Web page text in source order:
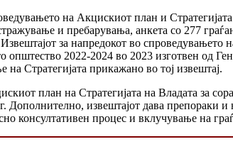
на Акцискиот план и
и пребарувања, анкета со 277
за напредокот во спроведувањето
општество 2022-2024 во 2023 изготвен од
Стратегијата прикажано во тој извештај.
план на Стратегијата на Владата за
извештајот дава препораки и
консултативен процес и вклучување на